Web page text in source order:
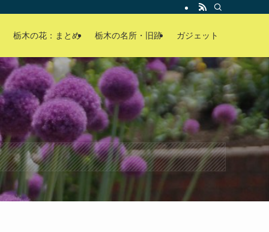
栃木の花：まとめ 栃木の名所・旧跡 ガジェット